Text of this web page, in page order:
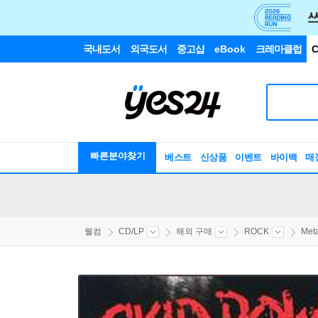
국내도서 외국도서 중고샵 eBook 크레마클럽
빠른분야찾기 베스트 신상품 이벤트 바이백 매
웰컴 CD/LP 해외 구매 ROCK